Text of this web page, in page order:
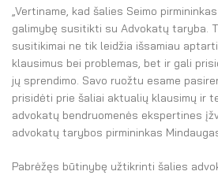
„Vertiname, kad šalies Seimo
galimybę susitikti su Advokatų taryba.
susitikimai ne tik leidžia išsamiau
klausimus bei problemas, bet ir gali
jų sprendimo. Savo ruožtu esame
prisidėti prie šaliai aktualių klausimų ir
advokatų bendruomenės ekspertines
advokatų tarybos pirmininkas
Pabrėžęs būtinybę užtikrinti šalies